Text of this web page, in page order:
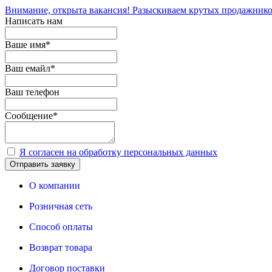
Внимание, открыта вакансия! Разыскиваем крутых
Написать нам
Ваше имя*
Ваш емайл*
Ваш телефон
Сообщение*
Я согласен на обработку персональных данных
Отправить заявку
О компании
Розничная сеть
Способ оплаты
Возврат товара
Договор поставки